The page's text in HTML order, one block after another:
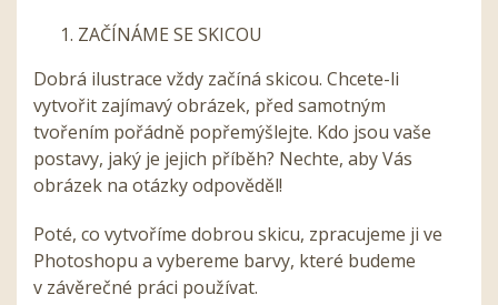
ZAČÍNÁME SE SKICOU
Dobrá ilustrace vždy začíná skicou. Chcete-li
vytvořit zajímavý obrázek, před samotným
tvořením pořádně popřemýšlejte. Kdo jsou vaše
postavy, jaký je jejich příběh? Nechte, aby Vás
obrázek na otázky odpověděl!
Poté, co vytvoříme dobrou skicu, zpracujeme ji ve
Photoshopu a vybereme barvy, které budeme
v závěrečné práci používat.